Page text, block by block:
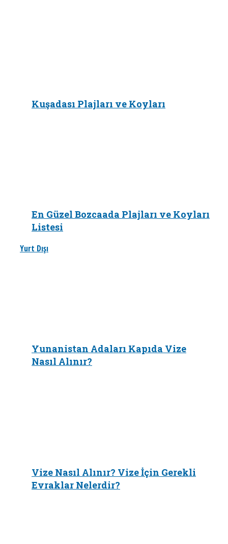
Kuşadası Plajları ve Koyları
En Güzel Bozcaada Plajları ve Koyları
Listesi
Yurt Dışı
Yunanistan Adaları Kapıda Vize
Nasıl Alınır?
Vize Nasıl Alınır? Vize İçin Gerekli
Evraklar Nelerdir?